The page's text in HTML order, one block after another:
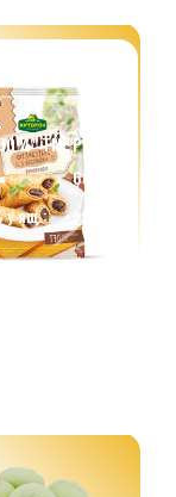
ТМ "Рудь"
600 г.
у ящ.:
21 шт.